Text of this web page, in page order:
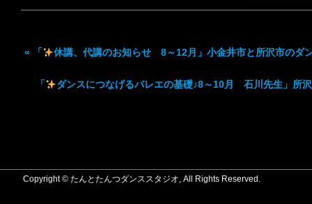
« 「 休講、代講のお知らせ 8～12月」小金井市と所沢市のダ
「 ダンスにつなげるバレエの基礎♪8～10月 石川先生」所
Copyright © たんとたんつダンススタジオ, All Rights Reserved.